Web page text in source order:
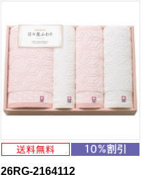
26RG-2164112